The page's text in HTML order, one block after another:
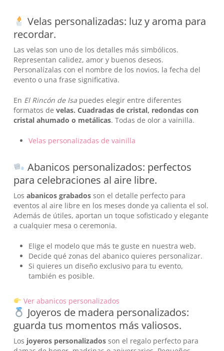
Velas personalizadas: luz y aroma para
recordar.
Las velas son uno de los detalles más simbólicos.
Representan calidez, amor y buenos deseos.
Personalízalas con el nombre de los novios, la fecha del
evento o una frase significativa.
En El Rincón de Isapuedes elegir entre diferentes
formatos de velas. Cuadradas de cristal, redondas con
cristal ahumado o metálicas. Todas de olor a vainilla.
Velas personalizadas de vainilla
Abanicos personalizados: perfectos
para celebraciones al aire libre.
Los abanicos grabadosson el detalle perfecto para
eventos al aire libre en los meses donde ya calienta el sol.
Además de útiles, aportan un toque sofisticado y elegante
a cualquier mesa o ceremonia.
Elige el modelo que más te guste en nuestra web.
Decide qué zonas del abanico quieres personalizar.
Si quieres un diseño exclusivo para tu evento,
también es posible.
Ver abanicos personalizados
Joyeros de madera personalizados:
guarda tus momentos más valiosos.
Los joyeros personalizadosson el regalo perfecto para